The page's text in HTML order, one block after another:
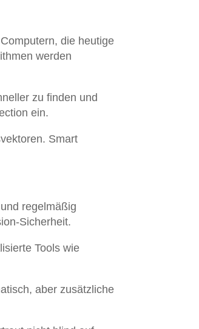
die heutige
werden
zu finden und
ein.
Smart
regelmäßig
Sicherheit.
Tools wie
aber zusätzliche